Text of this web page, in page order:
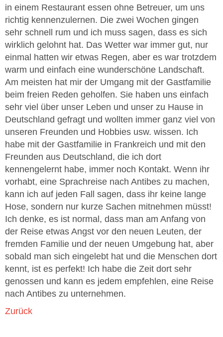
in einem Restaurant essen ohne Betreuer, um uns
richtig kennenzulernen. Die zwei Wochen gingen
sehr schnell rum und ich muss sagen, dass es sich
wirklich gelohnt hat. Das Wetter war immer gut, nur
einmal hatten wir etwas Regen, aber es war trotzdem
warm und einfach eine wunderschöne Landschaft.
Am meisten hat mir der Umgang mit der Gastfamilie
beim freien Reden geholfen. Sie haben uns einfach
sehr viel über unser Leben und unser zu Hause in
Deutschland gefragt und wollten immer ganz viel von
unseren Freunden und Hobbies usw. wissen. Ich
habe mit der Gastfamilie in Frankreich und mit den
Freunden aus Deutschland, die ich dort
kennengelernt habe, immer noch Kontakt. Wenn ihr
vorhabt, eine Sprachreise nach Antibes zu machen,
kann ich auf jeden Fall sagen, dass ihr keine lange
Hose, sondern nur kurze Sachen mitnehmen müsst!
Ich denke, es ist normal, dass man am Anfang von
der Reise etwas Angst vor den neuen Leuten, der
fremden Familie und der neuen Umgebung hat, aber
sobald man sich eingelebt hat und die Menschen dort
kennt, ist es perfekt! Ich habe die Zeit dort sehr
genossen und kann es jedem empfehlen, eine Reise
nach Antibes zu unternehmen.
Zurück